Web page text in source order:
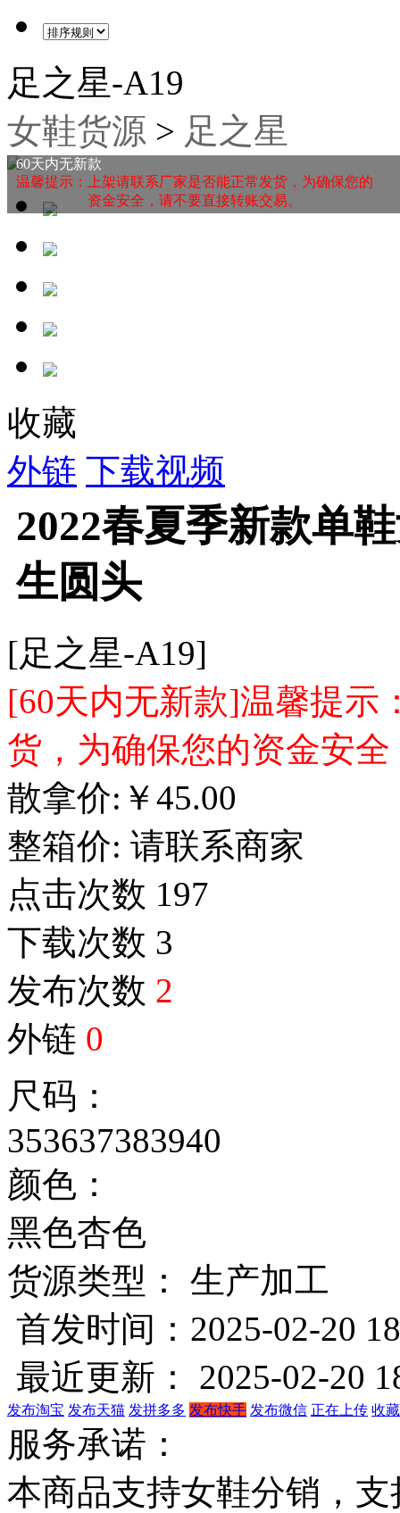
足之星-A19
女鞋货源 > 足之星
60天内无新款
温馨提示：上架请联系厂家是否能正常发货，为确保您的
资金安全，请不要直接转账交易。
收藏
外链 下载视频
2022春夏季新款单
生圆头
[足之星-A19]
[60天内无新款]温馨提示
货，为确保您的资金安
散拿价: ￥45.00
整箱价: 请联系商家
点击次数 197
下载次数 3
发布次数 2
外链 0
尺码：
353637383940
颜色：
黑色杏色
货源类型： 生产加工
首发时间：2025-02-20
最近更新： 2025-02-20
发布淘宝 发布天猫 发拼多多 发布快手 发布微信 正在上传 收
服务承诺：
本商品支持女鞋分销，